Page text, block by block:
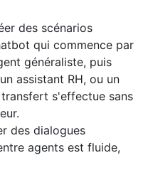
des scénarios
qui commence par
généraliste, puis
assistant RH, ou un
s'effectue sans
des dialogues
agents est fluide,